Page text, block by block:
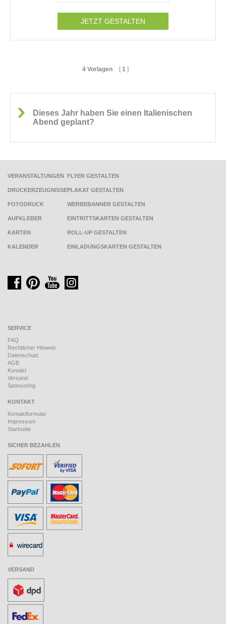
JETZT GESTALTEN
4 Vorlagen [ 1 ]
Dieses Jahr haben Sie einen Italienischen
Abend geplant?
VERANSTALTUNGEN
DRUCKERZEUGNISSE
FOTODRUCK
AUFKLEBER
KARTEN
KALENDER
FLYER GESTALTEN
PLAKAT GESTALTEN
WERBEBANNER GESTALTEN
EINTRITTSKARTEN GESTALTEN
ROLL-UP GESTALTEN
EINLADUNGSKARTEN GESTALTEN
SERVICE
FAQ
Rechtlicher Hinweis
Datenschutz
AGB
Kontakt
Versand
Sponsoring
KONTAKT
Kontaktformular
Impressum
Startseite
SICHER BEZAHLEN
VERSAND